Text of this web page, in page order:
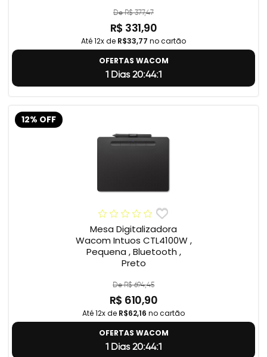
De R$ 377,47
R$ 331,90
Até 12x de R$33,77 no cartão
OFERTAS WACOM
1 Dias 20:44:0
12% OFF
Mesa Digitalizadora
Wacom Intuos CTL4100W ,
Pequena , Bluetooth ,
Preto
De R$ 694,45
R$ 610,90
Até 12x de R$62,16 no cartão
OFERTAS WACOM
1 Dias 20:44:0